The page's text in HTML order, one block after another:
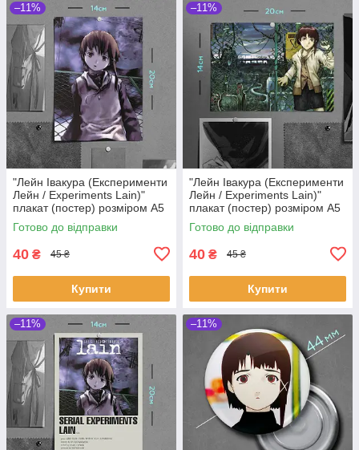
–11%
"Лейн Івакура (Експерименти
Лейн / Experiments Lain)"
плакат (постер) розміром А5
(14х20см)
Готово до відправки
40 ₴ 45 ₴
Купити
–11%
"Лейн Івакура (Експерименти
Лейн / Experiments Lain)"
плакат (постер) розміром А5
(20х14см)
Готово до відправки
40 ₴ 45 ₴
Купити
–11% –11%